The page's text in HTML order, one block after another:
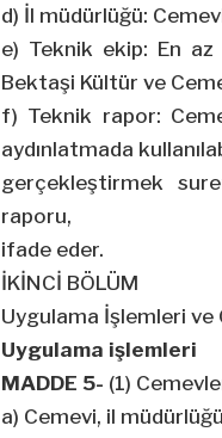
d) İl müdürlüğü:
e) Teknik ekip: En
Bektaşi Kültür ve
f) Teknik rapor:
aydınlatmada
gerçekleştirmek
raporu,
ifade eder.
İKİNCİ BÖLÜM
Uygulama İşlemleri ve
Uygulama işlemleri
MADDE 5- (1)
a) Cemevi, il